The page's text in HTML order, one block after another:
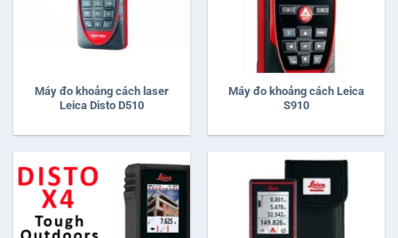
Máy đo khoảng cách laser
Leica Disto D510
Máy đo khoảng cách Leica
S910